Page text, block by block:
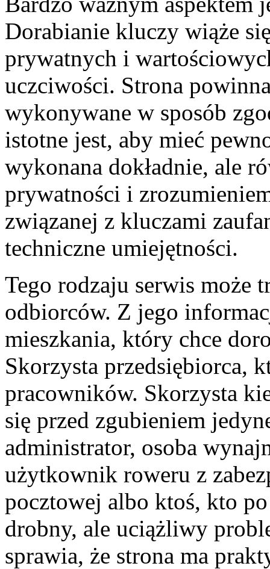
Dorabianie kluczy wiąże
prywatnych i
uczciwości. Strona
wykonywane w sposób
istotne jest, aby mieć
wykonana dokładnie, ale
prywatności i
związanej z kluczami
techniczne umiejętności.
Tego rodzaju serwis może
odbiorców. Z jego
mieszkania, który chce
Skorzysta przedsiębiorca,
pracowników. Skorzysta
się przed zgubieniem
administrator, osoba
użytkownik roweru z
pocztowej albo ktoś, kto
drobny, ale uciążliwy
sprawia, że strona ma